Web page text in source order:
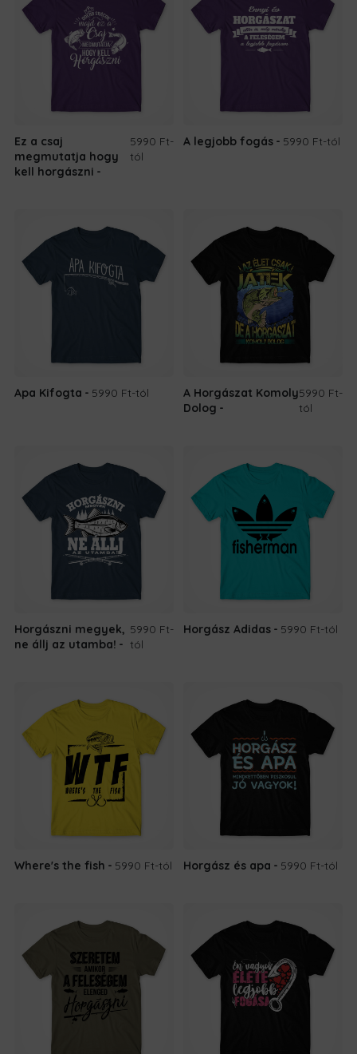
Ez a csaj
megmutatja hogy
kell horgászni
5990 Ft-
tól
A legjobb fogás 5990 Ft-tól
Apa Kifogta 5990 Ft-tól
A Horgászat Komoly
Dolog
5990 Ft-
tól
Horgászni megyek,
ne állj az utamba!
5990 Ft-
tól
Horgász Adidas 5990 Ft-tól
Where's the fish 5990 Ft-tól Horgász és apa 5990 Ft-tól